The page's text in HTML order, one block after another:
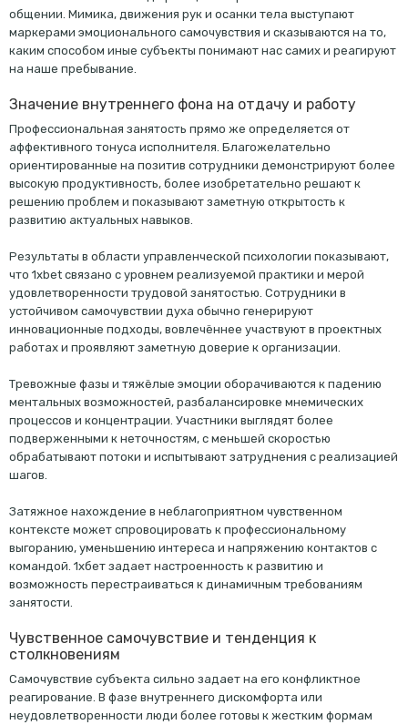
общении. Мимика, движения рук и осанки тела выступают
маркерами эмоционального самочувствия и сказываются на то,
каким способом иные субъекты понимают нас самих и реагируют
на наше пребывание.
Значение внутреннего фона на отдачу и работу
Профессиональная занятость прямо же определяется от
аффективного тонуса исполнителя. Благожелательно
ориентированные на позитив сотрудники демонстрируют более
высокую продуктивность, более изобретательно решают к
решению проблем и показывают заметную открытость к
развитию актуальных навыков.
Результаты в области управленческой психологии показывают,
что 1xbet связано с уровнем реализуемой практики и мерой
удовлетворенности трудовой занятостью. Сотрудники в
устойчивом самочувствии духа обычно генерируют
инновационные подходы, вовлечённее участвуют в проектных
работах и проявляют заметную доверие к организации.
Тревожные фазы и тяжёлые эмоции оборачиваются к падению
ментальных возможностей, разбалансировке мнемических
процессов и концентрации. Участники выглядят более
подверженными к неточностям, с меньшей скоростью
обрабатывают потоки и испытывают затруднения с реализацией
шагов.
Затяжное нахождение в неблагоприятном чувственном
контексте может спровоцировать к профессиональному
выгоранию, уменьшению интереса и напряжению контактов с
командой. 1хбет задает настроенность к развитию и
возможность перестраиваться к динамичным требованиям
занятости.
Чувственное самочувствие и тенденция к
столкновениям
Самочувствие субъекта сильно задает на его конфликтное
реагирование. В фазе внутреннего дискомфорта или
неудовлетворенности люди более готовы к жестким формам